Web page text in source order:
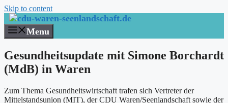
Skip to content
Menu
Gesundheitsupdate mit Simone Borchardt
(MdB) in Waren
Zum Thema Gesundheitswirtschaft trafen sich Vertreter der
Mittelstandsunion (MIT), der CDU Waren/Seenlandschaft sowie der